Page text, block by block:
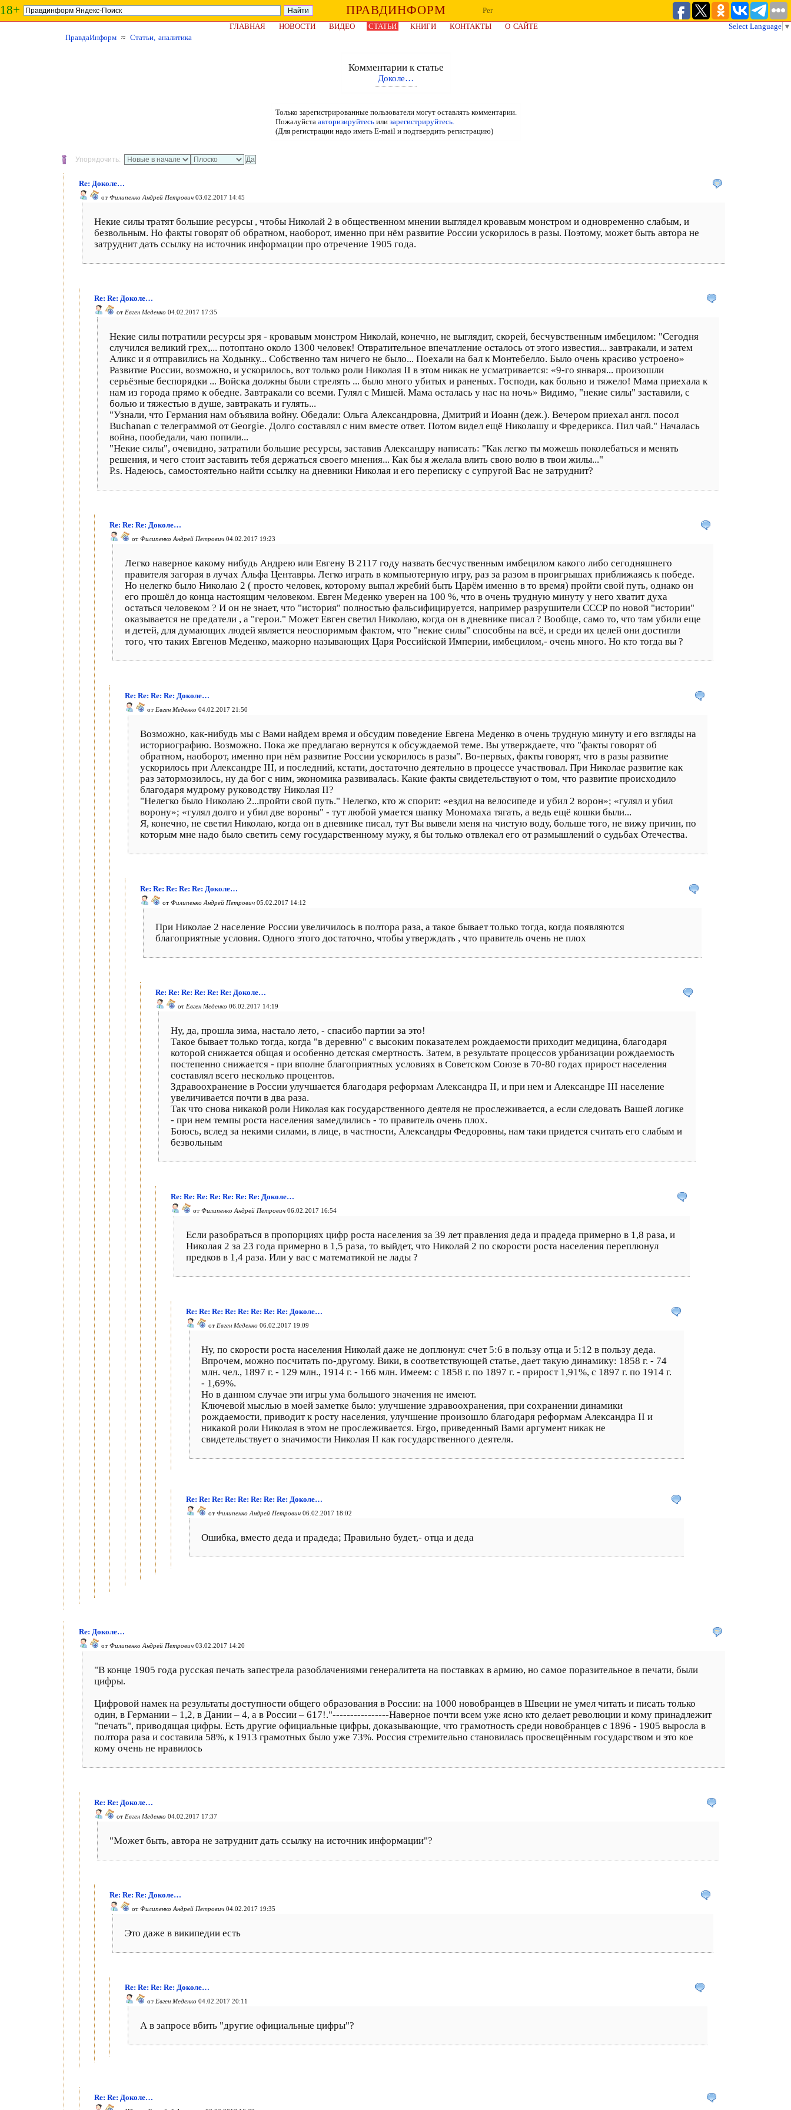
18+ ПРАВДИНФОРМ
Рег
ГЛАВНАЯ
НОВОСТИ ВИДЕО СТАТЬИ КНИГИ КОНТАКТЫ О САЙТЕ Select Language ▼
ПравдаИнформ ≈ Статьи, аналитика
Комментарии к статье
Доколе…
Только зарегистрированные пользователи могут оставлять комментарии.
Пожалуйста авторизируйтесьили зарегистрируйтесь.
(Для регистрации надо иметь E-mail и подтвердить регистрацию)
Упорядочить:
Re: Доколе…
от Филипенко Андрей Петрович 03.02.2017 14:45
Некие силы тратят большие ресурсы , чтобы Николай 2 в общественном мнении выглядел кровавым монстром и одновременно слабым, и
безвольным. Но факты говорят об обратном, наоборот, именно при нём развитие России ускорилось в разы. Поэтому, может быть автора не
затруднит дать ссылку на источник информации про отречение 1905 года.
Re: Re: Доколе…
от Евген Меденко 04.02.2017 17:35
Некие силы потратили ресурсы зря - кровавым монстром Николай, конечно, не выглядит, скорей, бесчувственным имбецилом: "Сегодня
случился великий грех,... потоптано около 1300 человек! Отвратительное впечатление осталось от этого известия... завтракали, и затем
Аликc и я отправились на Ходынку... Собственно там ничего не было... Поехали на бал к Монтебелло. Было очень красиво устроено»
Развитие России, возможно, и ускорилось, вот только роли Николая II в этом никак не усматривается: «9-го января... произошли
серьёзные беспорядки ... Войска должны были стрелять ... было много убитых и раненых. Господи, как больно и тяжело! Мама приехала к
нам из города прямо к обедне. Завтракали со всеми. Гулял с Мишей. Мама осталась у нас на ночь» Видимо, "некие силы" заставили, с
болью и тяжестью в душе, завтракать и гулять...
"Узнали, что Германия нам объявила войну. Обедали: Ольга Александровна, Дмитрий и Иоанн (деж.). Вечером приехал англ. посол
Buchanan с телеграммой от Georgie. Долго составлял с ним вместе ответ. Потом видел ещё Николашу и Фредерикса. Пил чай." Началась
война, пообедали, чаю попили...
"Некие силы", очевидно, затратили большие ресурсы, заставив Александру написать: "Как легко ты можешь поколебаться и менять
решения, и чего стоит заставить тебя держаться своего мнения... Как бы я желала влить свою волю в твои жилы..."
P.s. Надеюсь, самостоятельно найти ссылку на дневники Николая и его переписку с супругой Вас не затруднит?
Re: Re: Re: Доколе…
от Филипенко Андрей Петрович 04.02.2017 19:23
Легко наверное какому нибудь Андрею или Евгену В 2117 году назвать бесчуственным имбецилом какого либо сегодняшнего
правителя загорая в лучах Альфа Центавры. Легко играть в компьютерную игру, раз за разом в проигрышах приближаясь к победе.
Но нелегко было Николаю 2 ( просто человек, которому выпал жребий быть Царём именно в то время) пройти свой путь, однако он
его прошёл до конца настоящим человеком. Евген Меденко уверен на 100 %, что в очень трудную минуту у него хватит духа
остаться человеком ? И он не знает, что "история" полностью фальсифицируется, например разрушители СССР по новой "истории"
оказывается не предатели , а "герои." Может Евген светил Николаю, когда он в дневнике писал ? Вообще, само то, что там убили еще
и детей, для думающих людей является неоспоримым фактом, что "некие силы" способны на всё, и среди их целей они достигли
того, что таких Евгенов Меденко, мажорно называющих Царя Российской Империи, имбецилом,- очень много. Но кто тогда вы ?
Re: Re: Re: Re: Доколе…
от Евген Меденко 04.02.2017 21:50
Возможно, как-нибудь мы с Вами найдем время и обсудим поведение Евгена Меденко в очень трудную минуту и его взгляды на
историографию. Возможно. Пока же предлагаю вернутся к обсуждаемой теме. Вы утверждаете, что "факты говорят об
обратном, наоборот, именно при нём развитие России ускорилось в разы". Во-первых, факты говорят, что в разы развитие
ускорилось при Александре III, и последний, кстати, достаточно деятельно в процессе участвовал. При Николае развитие как
раз затормозилось, ну да бог с ним, экономика развивалась. Какие факты свидетельствуют о том, что развитие происходило
благодаря мудрому руководству Николая II?
"Нелегко было Николаю 2...пройти свой путь." Нелегко, кто ж спорит: «ездил на велосипеде и убил 2 ворон»; «гулял и убил
ворону»; «гулял долго и убил две вороны" - тут любой умается шапку Мономаха тягать, а ведь ещё кошки были...
Я, конечно, не светил Николаю, когда он в дневнике писал, тут Вы вывели меня на чистую воду, больше того, не вижу причин, по
которым мне надо было светить сему государственному мужу, я бы только отвлекал его от размышлений о судьбах Отечества.
Re: Re: Re: Re: Re: Доколе…
от Филипенко Андрей Петрович 05.02.2017 14:12
При Николае 2 население России увеличилось в полтора раза, а такое бывает только тогда, когда появляются
благоприятные условия. Одного этого достаточно, чтобы утверждать , что правитель очень не плох
Re: Re: Re: Re: Re: Re: Доколе…
от Евген Меденко 06.02.2017 14:19
Ну, да, прошла зима, настало лето, - спасибо партии за это!
Такое бывает только тогда, когда "в деревню" с высоким показателем рождаемости приходит медицина, благодаря
которой снижается общая и особенно детская смертность. Затем, в результате процессов урбанизации рождаемость
постепенно снижается - при вполне благоприятных условиях в Советском Союзе в 70-80 годах прирост населения
составлял всего несколько процентов.
Здравоохранение в России улучшается благодаря реформам Александра II, и при нем и Александре III население
увеличивается почти в два раза.
Так что снова никакой роли Николая как государственного деятеля не прослеживается, а если следовать Вашей логике
- при нем темпы роста населения замедлились - то правитель очень плох.
Боюсь, вслед за некими силами, в лице, в частности, Александры Федоровны, нам таки придется считать его слабым и
безвольным
Re: Re: Re: Re: Re: Re: Re: Доколе…
от Филипенко Андрей Петрович 06.02.2017 16:54
Если разобраться в пропорциях цифр роста населения за 39 лет правления деда и прадеда примерно в 1,8 раза, и
Николая 2 за 23 года примерно в 1,5 раза, то выйдет, что Николай 2 по скорости роста населения переплюнул
предков в 1,4 раза. Или у вас с математикой не лады ?
Re: Re: Re: Re: Re: Re: Re: Re: Доколе…
от Евген Меденко 06.02.2017 19:09
Ну, по скорости роста населения Николай даже не доплюнул: счет 5:6 в пользу отца и 5:12 в пользу деда.
Впрочем, можно посчитать по-другому. Вики, в соответствующей статье, дает такую динамику: 1858 г. - 74
млн. чел., 1897 г. - 129 млн., 1914 г. - 166 млн. Имеем: с 1858 г. по 1897 г. - прирост 1,91%, с 1897 г. по 1914 г.
- 1,69%.
Но в данном случае эти игры ума большого значения не имеют.
Ключевой мыслью в моей заметке было: улучшение здравоохранения, при сохранении динамики
рождаемости, приводит к росту населения, улучшение произошло благодаря реформам Александра II и
никакой роли Николая в этом не прослеживается. Ergo, приведенный Вами аргумент никак не
свидетельствует о значимости Николая II как государственного деятеля.
Re: Re: Re: Re: Re: Re: Re: Re: Доколе…
от Филипенко Андрей Петрович 06.02.2017 18:02
Ошибка, вместо деда и прадеда; Правильно будет,- отца и деда
Re: Доколе…
от Филипенко Андрей Петрович 03.02.2017 14:20
"В конце 1905 года русская печать запестрела разоблачениями генералитета на поставках в армию, но самое поразительное в печати, были
цифры.
Цифровой намек на результаты доступности общего образования в России: на 1000 новобранцев в Швеции не умел читать и писать только
один, в Германии – 1,2, в Дании – 4, а в России – 617!."----------------Наверное почти всем уже ясно кто делает революции и кому принадлежит
"печать", приводящая цифры. Есть другие официальные цифры, доказывающие, что грамотность среди новобранцев с 1896 - 1905 выросла в
полтора раза и составила 58%, к 1913 грамотных было уже 73%. Россия стремительно становилась просвещённым государством и это кое
кому очень не нравилось
Re: Re: Доколе…
от Евген Меденко 04.02.2017 17:37
"Может быть, автора не затруднит дать ссылку на источник информации"?
Re: Re: Re: Доколе…
от Филипенко Андрей Петрович 04.02.2017 19:35
Это даже в википедии есть
Re: Re: Re: Re: Доколе…
от Евген Меденко 04.02.2017 20:11
А в запросе вбить "другие официальные цифры"?
Re: Re: Доколе…